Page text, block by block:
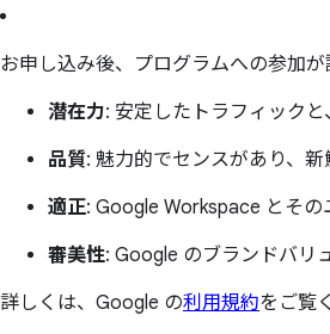
お申し込み後、プログラムへの参加
潜在力: 安定したトラフィック
品質: 魅力的でセンスがあり、
適正: Google Workspace とその
審美性: Google のブランドバリ
詳しくは、Google の利用規約をご覧